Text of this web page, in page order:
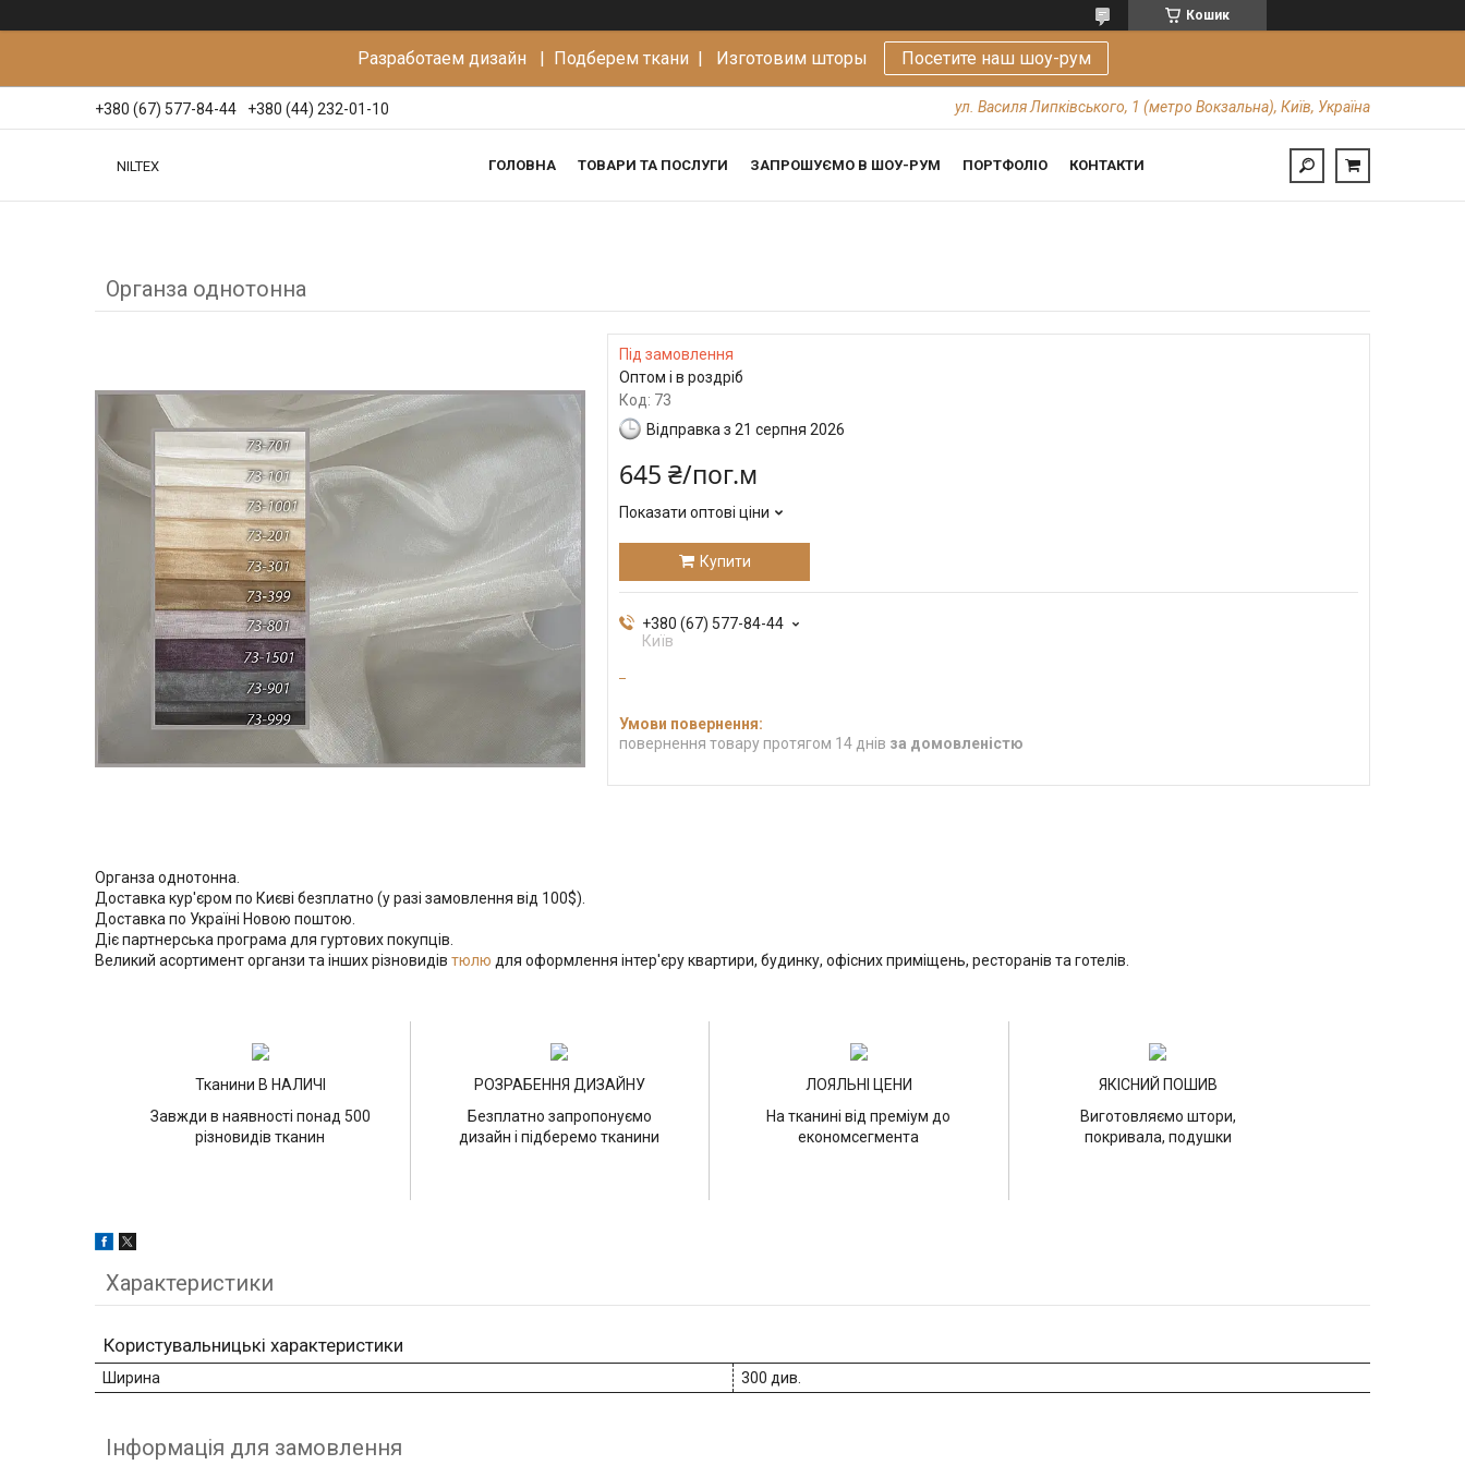
Кошик
Разработаем дизайн | Подберем ткани | Изготовим шторы Посетите наш шоу-рум
+380 (67) 577-84-44 +380 (44) 232-01-10 ул. Василя Липківського, 1 (метро Вокзальна), Київ, Україна
NILTEX ГОЛОВНА ТОВАРИ ТА ПОСЛУГИ ЗАПРОШУЄМО В ШОУ-РУМ ПОРТФОЛІО КОНТАКТИ
Органза однотонна
Під замовлення
Оптом і в роздріб
Код: 73
Відправка з 21 серпня 2026
645 ₴/пог.м
Показати оптові ціни
Купити
+380 (67) 577-84-44
Київ
повернення товару протягом 14 днів за домовленістю
Органза однотонна.
Доставка кур'єром по Києві безплатно (у разі замовлення від 100$).
Доставка по Україні Новою поштою.
Діє партнерська програма для гуртових покупців.
Великий асортимент органзи та інших різновидів тюлю для оформлення інтер'єру квартири, будинку, офісних приміщень, ресторанів та готелів.
Тканини В НАЛИЧІ
Завжди в наявності понад 500
різновидів тканин
РОЗРАБЕННЯ ДИЗАЙНУ
Безплатно запропонуємо
дизайн і підберемо тканини
ЛОЯЛЬНІ ЦЕНИ
На тканині від преміум до
економсегмента
ЯКІСНИЙ ПОШИВ
Виготовляємо штори,
покривала, подушки
Характеристики
Користувальницькі характеристики
Ширина 300 див.
Інформація для замовлення